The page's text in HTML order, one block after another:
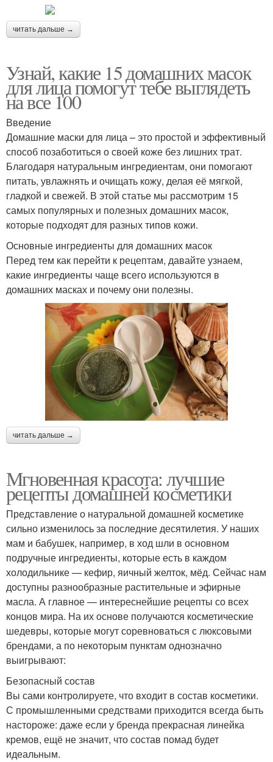
читать дальше →
Узнай, какие 15 домашних масок
для лица помогут тебе выглядеть
на все 100
Введение
Домашние маски для лица – это простой и эффективный
способ позаботиться о своей коже без лишних трат.
Благодаря натуральным ингредиентам, они помогают
питать, увлажнять и очищать кожу, делая её мягкой,
гладкой и свежей. В этой статье мы рассмотрим 15
самых популярных и полезных домашних масок,
которые подходят для разных типов кожи.
Основные ингредиенты для домашних масок
Перед тем как перейти к рецептам, давайте узнаем,
какие ингредиенты чаще всего используются в
домашних масках и почему они полезны.
читать дальше →
Мгновенная красота: лучшие
рецепты домашней косметики
Представление о натуральной домашней косметике
сильно изменилось за последние десятилетия. У наших
мам и бабушек, например, в ход шли в основном
подручные ингредиенты, которые есть в каждом
холодильнике — кефир, яичный желток, мёд. Сейчас нам
доступны разнообразные растительные и эфирные
масла. А главное — интереснейшие рецепты со всех
концов мира. На их основе получаются косметические
шедевры, которые могут соревноваться с люксовыми
брендами, а по некоторым пунктам однозначно
выигрывают:
Безопасный состав
Вы сами контролируете, что входит в состав косметики.
С промышленными средствами приходится всегда быть
настороже: даже если у бренда прекрасная линейка
кремов, ещё не значит, что состав помад будет
идеальным.